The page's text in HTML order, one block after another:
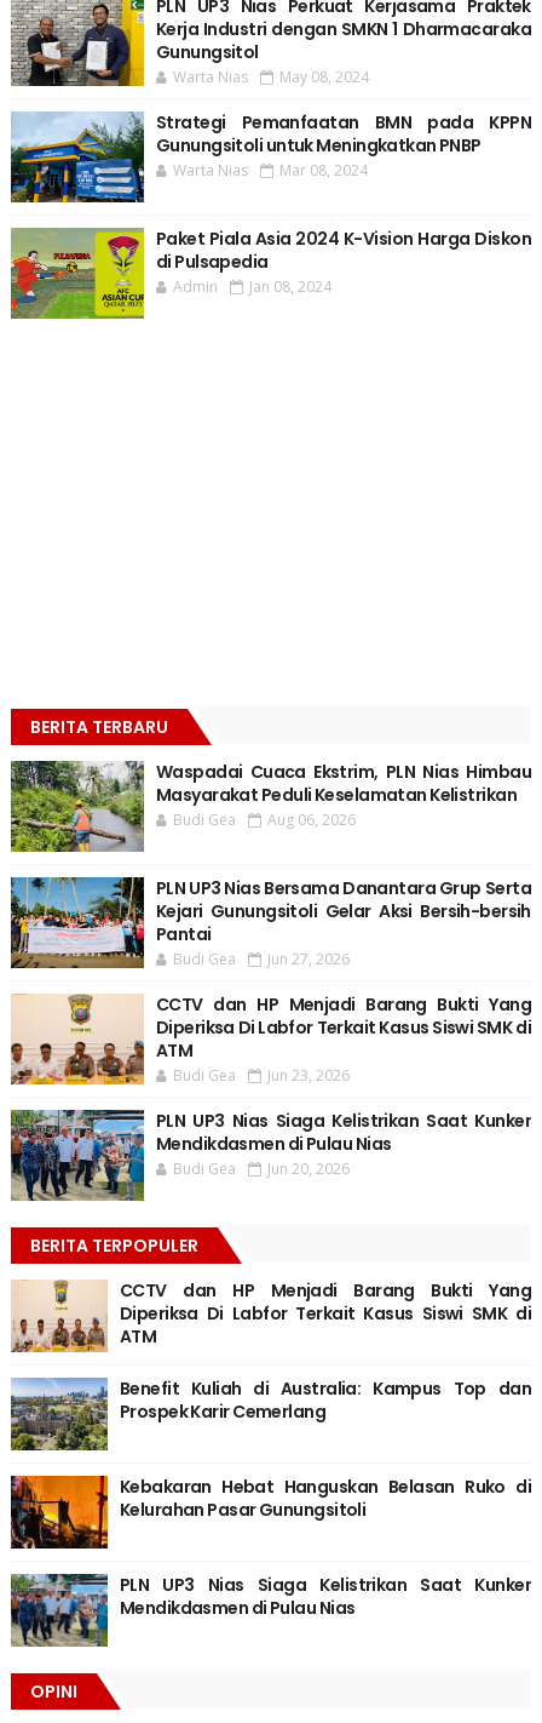
PLN UP3 Nias Perkuat Kerjasama Praktek
Kerja Industri dengan SMKN 1 Dharmacaraka
Gunungsitol
Warta Nias May 08, 2024
Strategi Pemanfaatan BMN pada KPPN
Gunungsitoli untuk Meningkatkan PNBP
Warta Nias Mar 08, 2024
Paket Piala Asia 2024 K-Vision Harga Diskon
di Pulsapedia
Admin Jan 08, 2024
BERITA TERBARU
Waspadai Cuaca Ekstrim, PLN Nias Himbau
Masyarakat Peduli Keselamatan Kelistrikan
Budi Gea Aug 06, 2026
PLN UP3 Nias Bersama Danantara Grup Serta
Kejari Gunungsitoli Gelar Aksi Bersih-bersih
Pantai
Budi Gea Jun 27, 2026
CCTV dan HP Menjadi Barang Bukti Yang
Diperiksa Di Labfor Terkait Kasus Siswi SMK di
ATM
Budi Gea Jun 23, 2026
PLN UP3 Nias Siaga Kelistrikan Saat Kunker
Mendikdasmen di Pulau Nias
Budi Gea Jun 20, 2026
BERITA TERPOPULER
CCTV dan HP Menjadi Barang Bukti Yang
Diperiksa Di Labfor Terkait Kasus Siswi SMK di
ATM
Benefit Kuliah di Australia: Kampus Top dan
Prospek Karir Cemerlang
Kebakaran Hebat Hanguskan Belasan Ruko di
Kelurahan Pasar Gunungsitoli
PLN UP3 Nias Siaga Kelistrikan Saat Kunker
Mendikdasmen di Pulau Nias
OPINI